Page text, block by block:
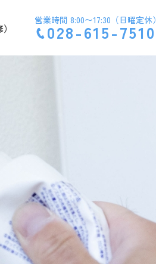
営業時間 8:00〜17:30（日曜定休）
028-615-7510